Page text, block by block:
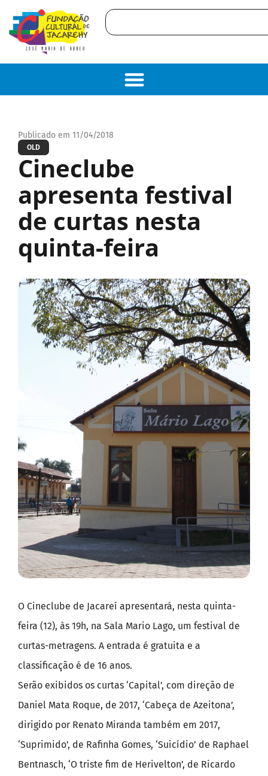
Publicado em 11/04/2018
OLD
Cineclube
apresenta festival
de curtas nesta
quinta-feira
O Cineclube de Jacareí apresentará, nesta quinta-
feira (12), às 19h, na Sala Mario Lago, um festival de
curtas-metragens. A entrada é gratuita e a
classificação é de 16 anos.
Serão exibidos os curtas ‘Capital’, com direção de
Daniel Mata Roque, de 2017, ‘Cabeça de Azeitona’,
dirigido por Renato Miranda também em 2017,
‘Suprimido’, de Rafinha Gomes, ‘Suicídio’ de Raphael
Bentnasch, ‘O triste fim de Herivelton’, de Ricardo